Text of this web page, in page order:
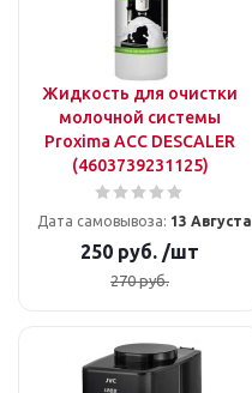
Жидкость для очистки
молочной системы
Proxima ACC DESCALER
(4603739231125)
Дата самовывоза: 13 Августа
250 руб. /шт
270руб.